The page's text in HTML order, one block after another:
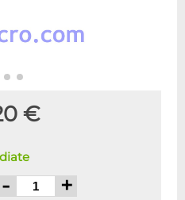
€
- +